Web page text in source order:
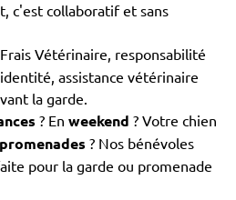
c'est collaboratif et sans
Vétérinaire, responsabilité
assistance vétérinaire
la garde.
? En weekend ? Votre chien
promenades ? Nos bénévoles
pour la garde ou promenade